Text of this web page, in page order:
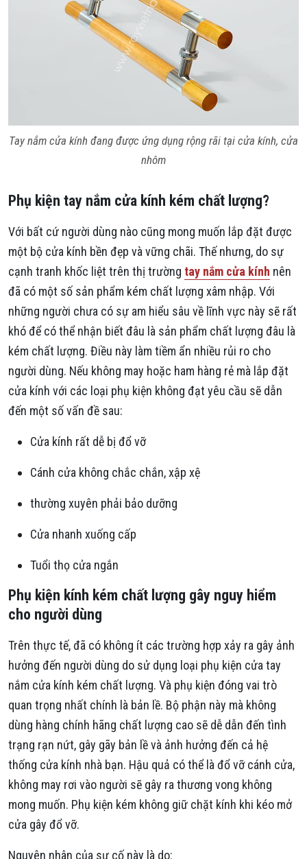
Tay nắm cửa kính đang được ứng dụng rộng rãi tại cửa kính, cửa
nhôm
Phụ kiện tay nắm cửa kính kém chất lượng?
Với bất cứ người dùng nào cũng mong muốn lắp đặt được
một bộ cửa kính bền đẹp và vững chãi. Thế nhưng, do sự
cạnh tranh khốc liệt trên thị trường tay nắm cửa kính nên
đã có một số sản phẩm kém chất lượng xâm nhập. Với
những người chưa có sự am hiểu sâu về lĩnh vực này sẽ rất
khó để có thể nhận biết đâu là sản phẩm chất lượng đâu là
kém chất lượng. Điều này làm tiềm ẩn nhiều rủi ro cho
người dùng. Nếu không may hoặc ham hàng rẻ mà lắp đặt
cửa kính với các loại phụ kiện không đạt yêu cầu sẽ dẫn
đến một số vấn đề sau:
Cửa kính rất dễ bị đổ vỡ
Cánh cửa không chắc chắn, xập xệ
thường xuyên phải bảo dưỡng
Cửa nhanh xuống cấp
Tuổi thọ cửa ngắn
Phụ kiện kính kém chất lượng gây nguy hiểm
cho người dùng
Trên thực tế, đã có không ít các trường hợp xảy ra gây ảnh
hưởng đến người dùng do sử dụng loại phụ kiện cửa tay
nắm cửa kính kém chất lượng. Và phụ kiện đóng vai trò
quan trọng nhất chính là bản lề. Bộ phận này mà không
dùng hàng chính hãng chất lượng cao sẽ dễ dẫn đến tình
trạng rạn nứt, gây gãy bản lề và ảnh hưởng đến cả hệ
thống cửa kính nhà bạn. Hậu quả có thể là đổ vỡ cánh cửa,
không may rơi vào người sẽ gây ra thương vong không
mong muốn. Phụ kiện kém không giữ chặt kính khi kéo mở
cửa gây đổ vỡ.
Nguyên nhân của sự cố này là do: